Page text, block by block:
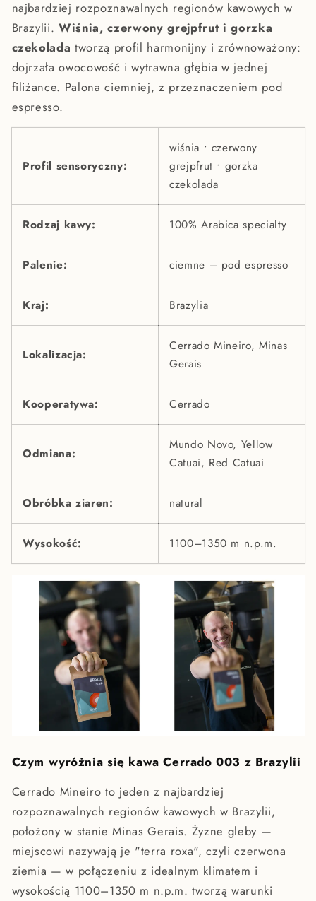
najbardziej rozpoznawalnych regionów kawowych w
Brazylii.Wiśnia, czerwony grejpfrut i gorzka
czekolada tworzą profil harmonijny i zrównoważony:
dojrzała owocowość i wytrawna głębia w jednej
filiżance. Palona ciemniej, z przeznaczeniem pod
espresso.
Profil sensoryczny:
wiśnia • czerwony
grejpfrut • gorzka
czekolada
Rodzaj kawy: 100% Arabica specialty
Palenie: ciemne – pod espresso
Kraj: Brazylia
Lokalizacja:
Cerrado Mineiro, Minas
Gerais
Kooperatywa: Cerrado
Odmiana:
Mundo Novo, Yellow
Catuai, Red Catuai
Obróbka ziaren: natural
Wysokość: 1100–1350 m n.p.m.
Czym wyróżnia się kawa Cerrado 003 z Brazylii
Cerrado Mineiro to jeden z najbardziej
rozpoznawalnych regionów kawowych w Brazylii,
położony w stanie Minas Gerais. Żyzne gleby —
miejscowi nazywają je "terra roxa", czyli czerwona
ziemia — w połączeniu z idealnym klimatem i
wysokością 1100–1350 m n.p.m. tworzą warunki